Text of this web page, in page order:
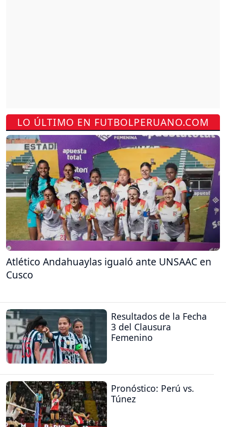
LO ÚLTIMO EN FUTBOLPERUANO.COM
Atlético Andahuaylas igualó ante UNSAAC en
Cusco
Resultados de la Fecha
3 del Clausura
Femenino
Pronóstico: Perú vs.
Túnez